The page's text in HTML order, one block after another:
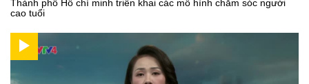
Thành phố Hồ chí minh triển khai các mô hình chăm sóc người
cao tuổi